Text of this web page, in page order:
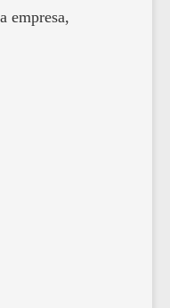
empresa,